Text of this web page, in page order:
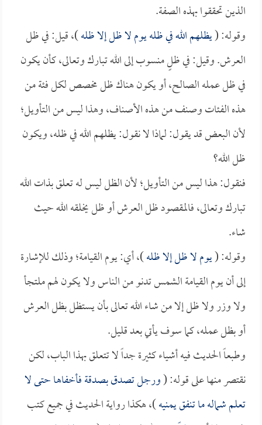
الذين تحققوا بهذه الصفة.
وقوله: (يظلهم الله في ظله يوم لا ظل إلا ظله)، قيل: في ظل
العرش. وقيل: في ظلٍ منسوب إلى الله تبارك وتعالى، كأن يكون
في ظل عمله الصالح، أو يكون هناك ظل مخصص لكل فئة من
هذه الفئات وصنف من هذه الأصناف، وهذا ليس من التأويل؛
لأن البعض قد يقول: لماذا لا نقول: يظلهم الله في ظله، ويكون
ظل الله؟
فنقول: هذا ليس من التأويل؛ لأن الظل ليس له تعلق بذات الله
تبارك وتعالى، فالمقصود ظل العرش أو ظل يخلقه الله حيث
شاء.
وقوله: (يوم لا ظل إلا ظله)، أي: يوم القيامة؛ وذلك للإشارة
إلى أن يوم القيامة الشمس تدنو من الناس ولا يكون لهم ملتجأ
ولا وزر ولا ظل إلا من شاء الله تعالى بأن يستظل بظل العرش
أو بظل عمله، كما سوف يأتي بعد قليل.
وطبعاً الحديث فيه أشياء كثيرة جداً لا تتعلق بهذا الباب، لكن
نقتصر منها على قوله: (ورجل تصدق بصدقة فأخفاها حتى لا
تعلم شماله ما تنفق يمنيه)، هكذا رواية الحديث في جميع كتب